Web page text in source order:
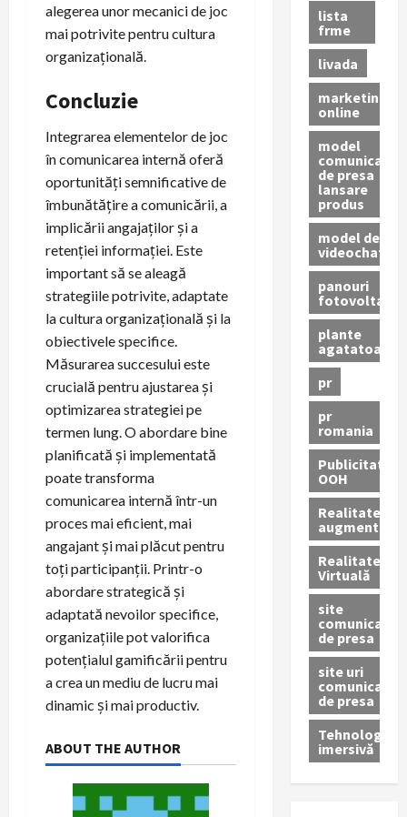
alegerea unor mecanici de joc
mai potrivite pentru cultura
organizațională.
Concluzie
Integrarea elementelor de joc
în comunicarea internă oferă
oportunități semnificative de
îmbunătățire a comunicării, a
implicării angajaților și a
retenției informației. Este
important să se aleagă
strategiile potrivite, adaptate
la cultura organizațională și la
obiectivele specifice.
Măsurarea succesului este
crucială pentru ajustarea și
optimizarea strategiei pe
termen lung. O abordare bine
planificată și implementată
poate transforma
comunicarea internă într-un
proces mai eficient, mai
angajant și mai plăcut pentru
toți participanții. Printr-o
abordare strategică și
adaptată nevoilor specifice,
organizațiile pot valorifica
potențialul gamificării pentru
a crea un mediu de lucru mai
dinamic și mai productiv.
ABOUT THE AUTHOR
lista
frme
livada
marketing
online
model
comunicat
de presa
lansare
produs
model de
videochat
panouri
fotovoltaice
plante
agatatoare
pr
pr
romania
Publicitate
OOH
Realitatea
augmentată
Realitatea
Virtuală
site
comunicate
de presa
site uri
comunicate
de presa
Tehnologie
imersivă